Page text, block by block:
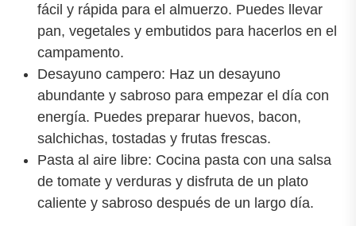
fácil y rápida para el almuerzo. Puedes llevar
pan, vegetales y embutidos para hacerlos en el
campamento.
Desayuno campero: Haz un desayuno
abundante y sabroso para empezar el día con
energía. Puedes preparar huevos, bacon,
salchichas, tostadas y frutas frescas.
Pasta al aire libre: Cocina pasta con una salsa
de tomate y verduras y disfruta de un plato
caliente y sabroso después de un largo día.